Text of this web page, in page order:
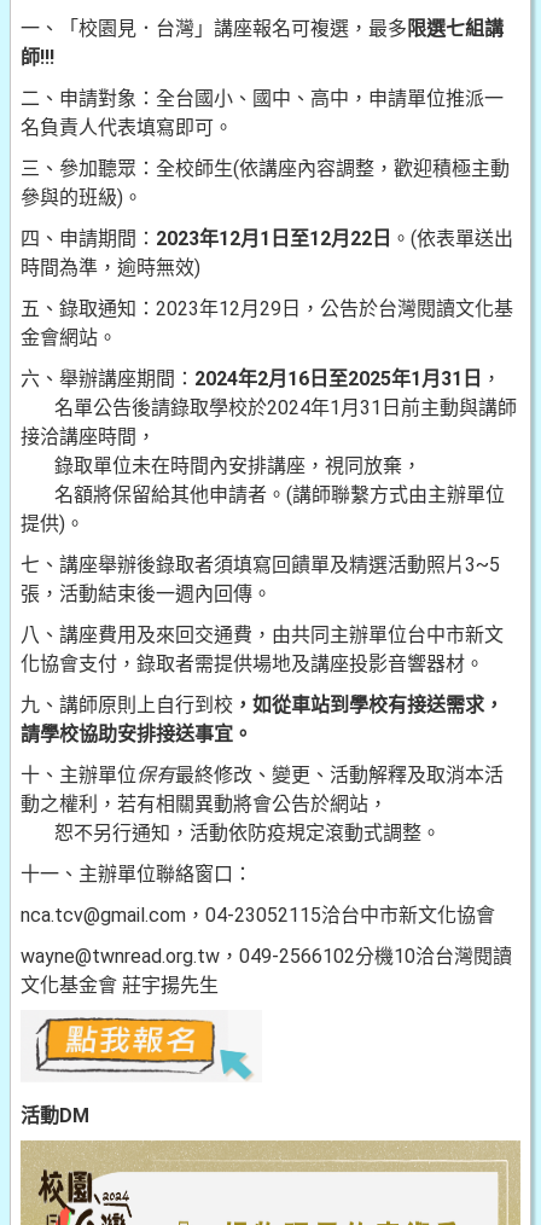
一、「校園見．台灣」講座報名可複選，最多 限選七組講
師!!!
二、申請對象：全台國小、國中、高中，申請單位推派一
名負責人代表填寫即可。
三、參加聽眾：全校師生(依講座內容調整，歡迎積極主動
參與的班級)。
四、申請期間： 2023年12月1日至12月22日 。(依表單送出
時間為準，逾時無效)
五、錄取通知：2023年12月29日，公告於台灣閱讀文化基
金會網站。
六、舉辦講座期間： 2024年2月16日至2025年1月31日 ，
名單公告後請錄取學校於2024年1月31日前主動與講師
接洽講座時間，
錄取單位未在時間內安排講座，視同放棄，
名額將保留給其他申請者。(講師聯繫方式由主辦單位
提供)。
七、講座舉辦後錄取者須填寫回饋單及精選活動照片3~5
張，活動結束後一週內回傳。
八、講座費用及來回交通費，由共同主辦單位台中市新文
化協會支付，錄取者需提供場地及講座投影音響器材。
九、講師原則上自行到校 ， 如從車站到學校有接送需求，
請學校協助安排接送事宜 。
十、主辦單位保有最終修改、變更、活動解釋及取消本活
動之權利，若有相關異動將會公告於網站，
恕不另行通知，活動依防疫規定滾動式調整。
十一、主辦單位聯絡窗口：
nca.tcv@gmail.com，04-23052115洽台中市新文化協會
wayne@twnread.org.tw，049-2566102分機10洽台灣閱讀
文化基金會 莊宇揚先生
活動DM